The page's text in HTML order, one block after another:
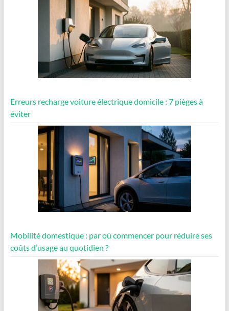
Erreurs recharge voiture électrique domicile : 7 pièges à
éviter
Mobilité domestique : par où commencer pour réduire ses
coûts d’usage au quotidien ?